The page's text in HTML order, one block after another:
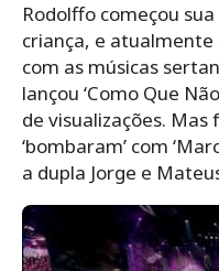
Rodolffo começou
criança, e
com as músicas
lançou ‘Como Que
de visualizações.
‘bombaram’ com
a dupla Jorge e